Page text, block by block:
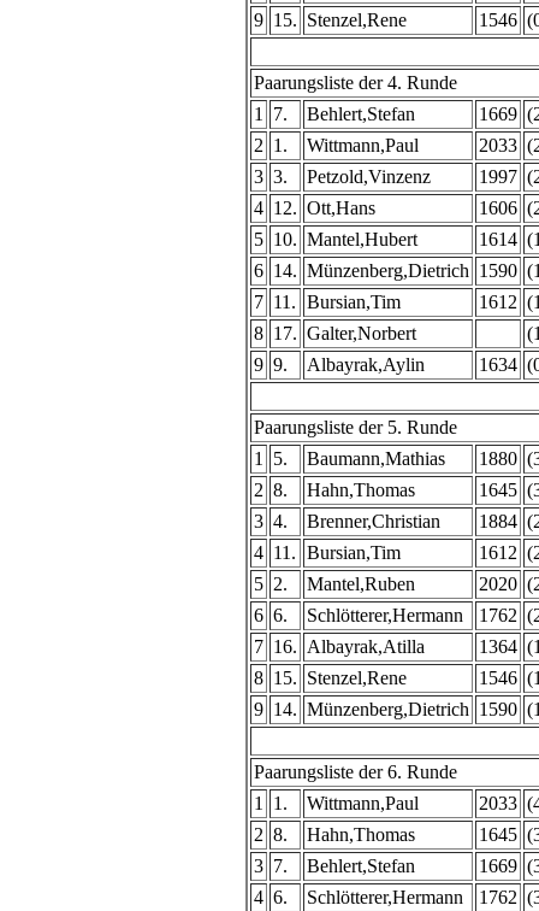
9 15. Stenzel,Rene 1546
Paarungsliste der 4. Runde
1
7. Behlert,Stefan 1669
2 1. Wittmann,Paul 2033
3 3. Petzold,Vinzenz 1997
4 12. Ott,Hans 1606
5 10. Mantel,Hubert 1614
6 14. Münzenberg,Dietrich 1590
7 11. Bursian,Tim 1612
8 17. Galter,Norbert
9 9. Albayrak,Aylin 1634
Paarungsliste der 5. Runde
1
5. Baumann,Mathias 1880
2 8. Hahn,Thomas 1645
3 4. Brenner,Christian 1884
4 11. Bursian,Tim 1612
5 2. Mantel,Ruben 2020
6 6. Schlötterer,Hermann 1762
7 16. Albayrak,Atilla 1364
8 15. Stenzel,Rene 1546
9 14. Münzenberg,Dietrich 1590
Paarungsliste der 6. Runde
1
1. Wittmann,Paul 2033
2 8. Hahn,Thomas 1645
3 7. Behlert,Stefan 1669
4 6. Schlötterer,Hermann 1762